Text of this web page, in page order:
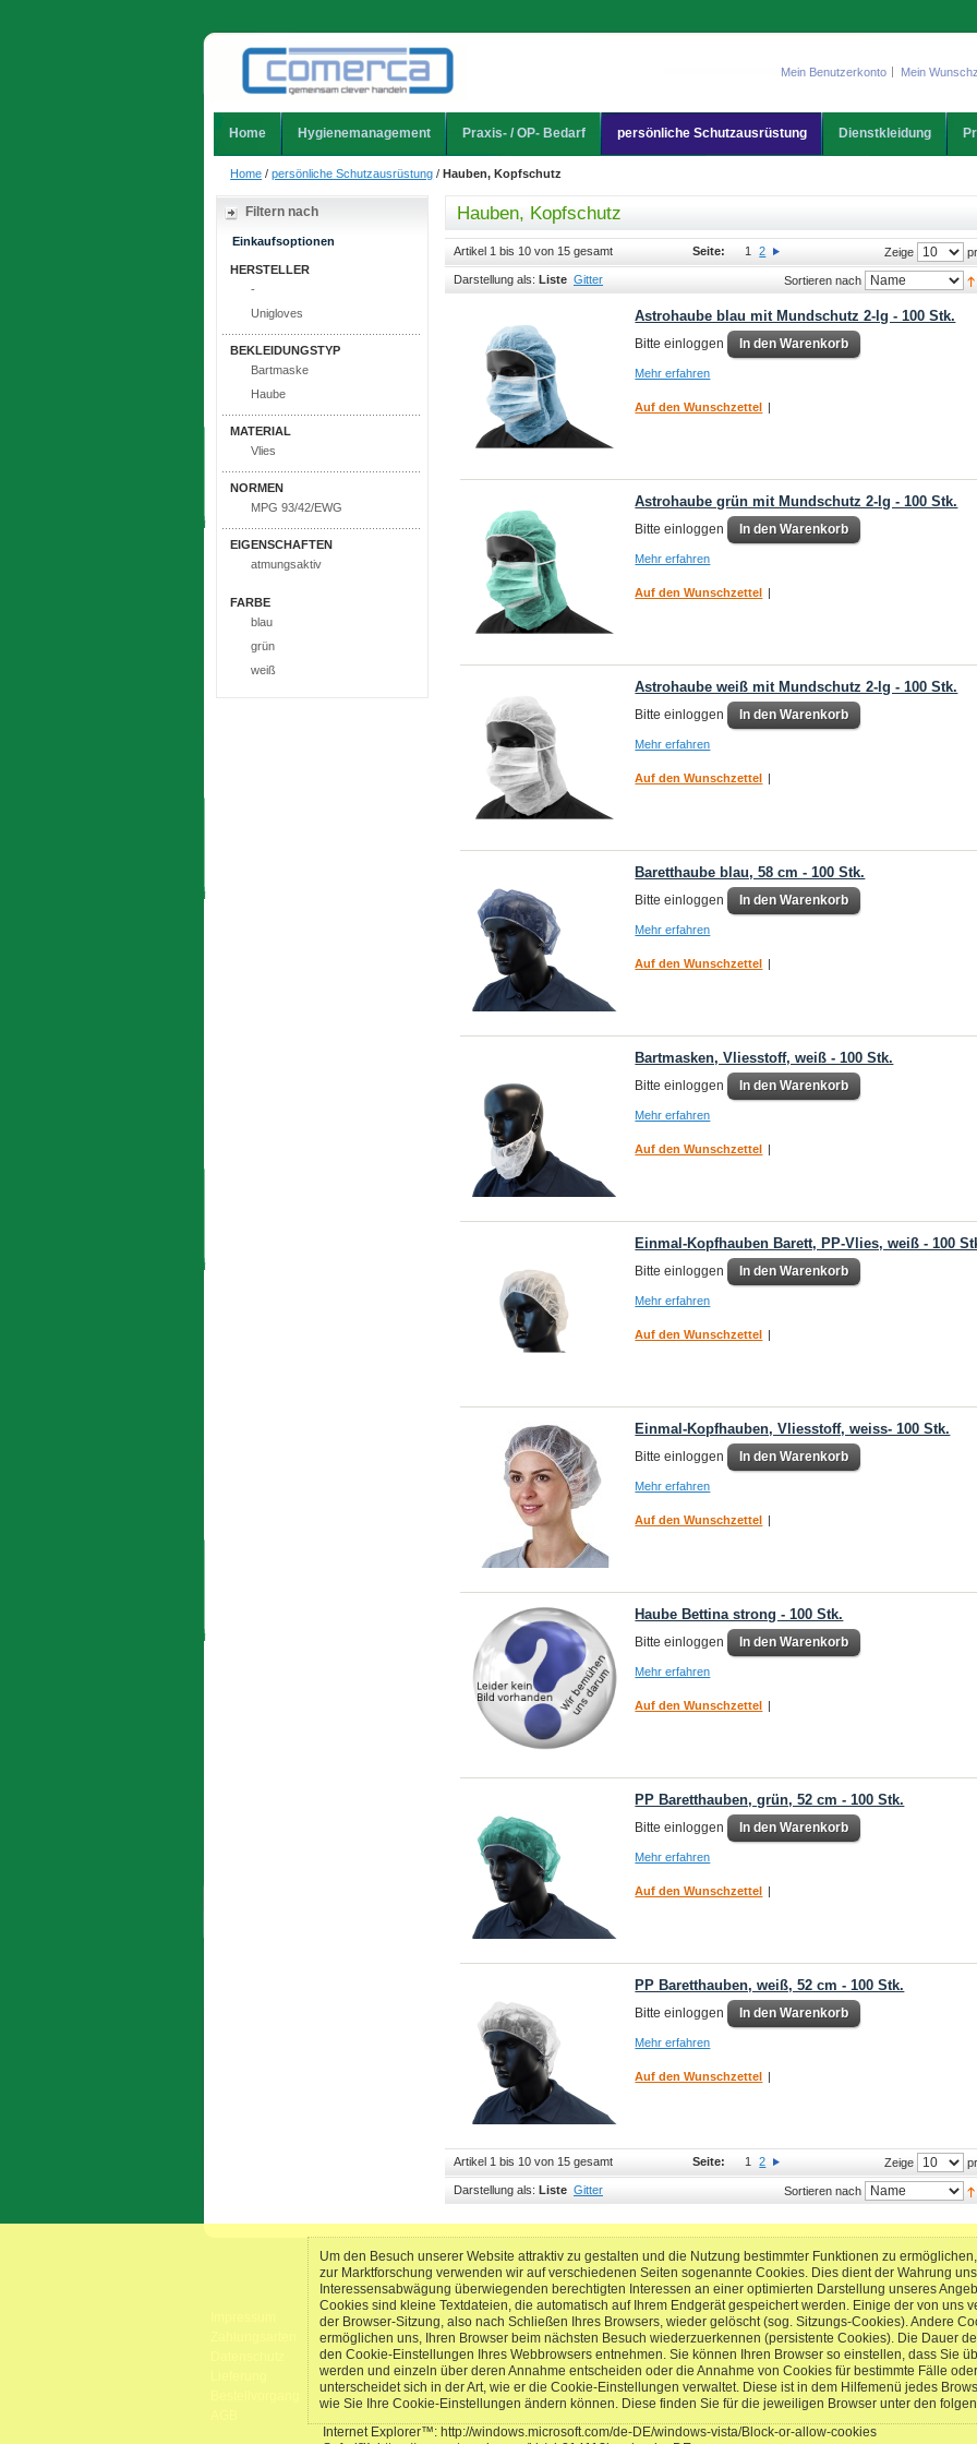
Mein Benutzerkonto Mein
Home Hygienemanagement Praxis- / OP- Bedarf persönliche Schutzausrüstung Dienstkleidung
Home /persönliche Schutzausrüstung /Hauben, Kopfschutz
Hauben, Kopfschutz
Artikel 1 bis 10 von 15 gesamt Zeige
Seite: 1 2
Darstellung als: Liste Gitter Sortieren nach
Astrohaube blau mit Mundschutz 2-lg - 100 Stk.
Bitte einloggen In den Warenkorb
Mehr erfahren
Auf den Wunschzettel |
Astrohaube grün mit Mundschutz 2-lg - 100 Stk.
Bitte einloggen In den Warenkorb
Mehr erfahren
Auf den Wunschzettel |
Astrohaube weiß mit Mundschutz 2-lg - 100 Stk.
Bitte einloggen In den Warenkorb
Mehr erfahren
Auf den Wunschzettel |
Baretthaube blau, 58 cm - 100 Stk.
Bitte einloggen In den Warenkorb
Mehr erfahren
Auf den Wunschzettel |
Bartmasken, Vliesstoff, weiß - 100 Stk.
Bitte einloggen In den Warenkorb
Mehr erfahren
Auf den Wunschzettel |
Einmal-Kopfhauben Barett, PP-Vlies, weiß - 100
Bitte einloggen In den Warenkorb
Mehr erfahren
Auf den Wunschzettel |
Einmal-Kopfhauben, Vliesstoff, weiss- 100 Stk.
Bitte einloggen In den Warenkorb
Mehr erfahren
Auf den Wunschzettel |
Haube Bettina strong - 100 Stk.
Bitte einloggen In den Warenkorb
Mehr erfahren
Auf den Wunschzettel |
PP Baretthauben, grün, 52 cm - 100 Stk.
Bitte einloggen In den Warenkorb
Mehr erfahren
Auf den Wunschzettel |
PP Baretthauben, weiß, 52 cm - 100 Stk.
Bitte einloggen In den Warenkorb
Mehr erfahren
Auf den Wunschzettel |
Artikel 1 bis 10 von 15 gesamt Zeige
Seite: 1 2
Darstellung als: Liste Gitter Sortieren nach
Filtern nach
Einkaufsoptionen
HERSTELLER
-
Unigloves
BEKLEIDUNGSTYP
Bartmaske
Haube
MATERIAL
Vlies
NORMEN
MPG 93/42/EWG
EIGENSCHAFTEN
atmungsaktiv
FARBE
blau
grün
weiß
Um den Besuch unserer Website attraktiv zu gestalten und die Nutzung bestimmter Funktionen zu
zur Marktforschung verwenden wir auf verschiedenen Seiten sogenannte Cookies. Dies dient der Wahrung
Interessensabwägung überwiegenden berechtigten Interessen an einer optimierten Darstellung unseres
Cookies sind kleine Textdateien, die automatisch auf Ihrem Endgerät gespeichert werden. Einige der von uns
der Browser-Sitzung, also nach Schließen Ihres Browsers, wieder gelöscht (sog. Sitzungs-Cookies). Andere
ermöglichen uns, Ihren Browser beim nächsten Besuch wiederzuerkennen (persistente Cookies). Die Dauer
den Cookie-Einstellungen Ihres Webbrowsers entnehmen. Sie können Ihren Browser so einstellen, dass Sie
werden und einzeln über deren Annahme entscheiden oder die Annahme von Cookies für bestimmte Fälle
unterscheidet sich in der Art, wie er die Cookie-Einstellungen verwaltet. Diese ist in dem Hilfemenü jedes
wie Sie Ihre Cookie-Einstellungen ändern können. Diese finden Sie für die jeweiligen Browser unter den
Internet Explorer™: http://windows.microsoft.com/de-DE/windows-vista/Block-or-allow-cookies